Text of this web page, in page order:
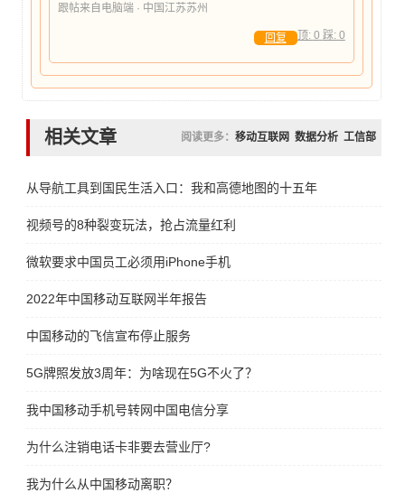
跟帖来自电脑端 · 中国江苏苏州
顶: 0 踩: 0
回复
相关文章 阅读更多： 移动互联网 数据分析 工信部
从导航工具到国民生活入口：我和高德地图的十五年
视频号的8种裂变玩法，抢占流量红利
微软要求中国员工必须用iPhone手机
2022年中国移动互联网半年报告
中国移动的飞信宣布停止服务
5G牌照发放3周年：为啥现在5G不火了？
我中国移动手机号转网中国电信分享
为什么注销电话卡非要去营业厅?
我为什么从中国移动离职？